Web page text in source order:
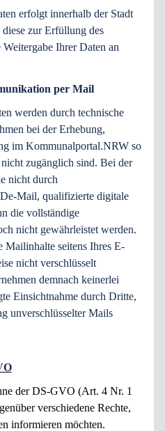
erfolgt innerhalb der Stadt
zur Erfüllung des
Ihrer Daten an
per Mail
werden durch technische
bei der Erhebung,
im Kommunalportal.NRW so
zugänglich sind. Bei der
nicht durch
Mail, qualifizierte digitale
die vollständige
nicht gewährleistet werden.
Mailinhalte seitens Ihres E-
nicht verschlüsselt
demnach keinerlei
Einsichtnahme durch Dritte,
unverschlüsselter Mails
der DS-GVO (Art. 4 Nr. 1
verschiedene Rechte,
informieren möchten.